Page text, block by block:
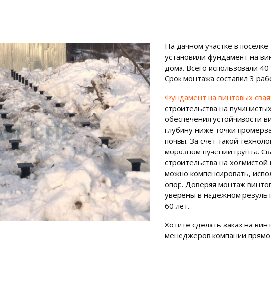
На дачном участке в
установили фундамент на
дома. Всего использовали
Срок монтажа составил 3
Фундамент на винтовых
строительства на
обеспечения устойчивости
глубину ниже точки
почвы. За счет такой
морозном пучении грунта.
строительства на
можно компенсировать,
опор. Доверяя монтаж
уверены в надежном
60 лет.
Хотите сделать заказ на
менеджеров компании прямо